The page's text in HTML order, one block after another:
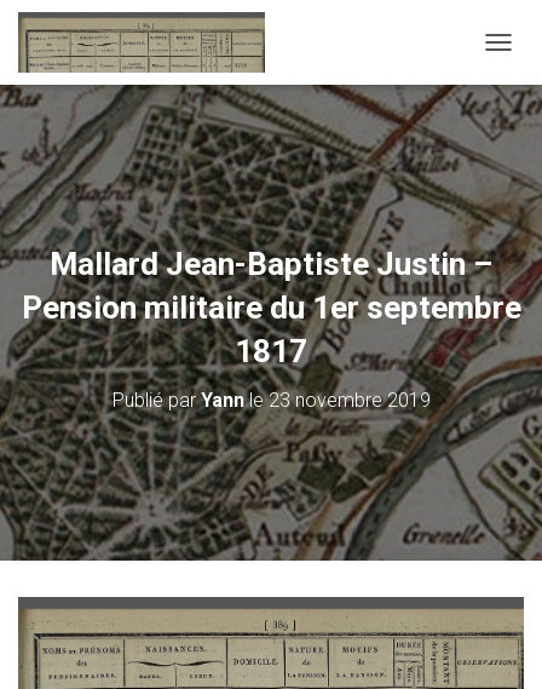
É
P
L
E
R
L
A
N
A
V
G
A
T
I
O
N
Mallard Jean-Baptiste Justin –
Pension militaire du 1er septembre
1817
Publié parYannle23 novembre 2019